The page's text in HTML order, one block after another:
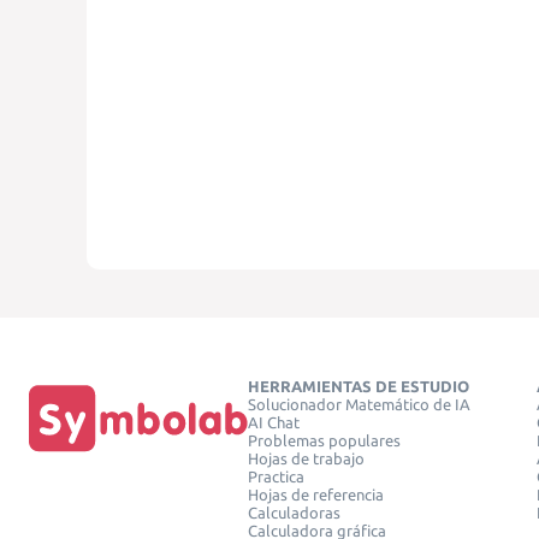
HERRAMIENTAS DE ESTUDIO
Solucionador Matemático de IA
AI Chat
Problemas populares
Hojas de trabajo
Practica
Hojas de referencia
Calculadoras
Calculadora gráfica